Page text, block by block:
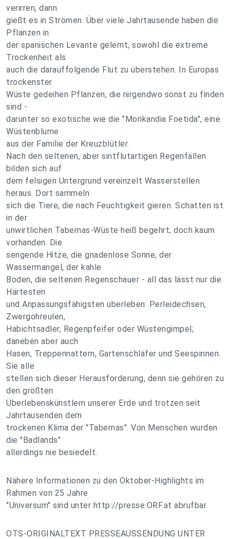
verirren, dann
gießt es in Strömen. Über viele Jahrtausende haben die
Pflanzen in
der spanischen Levante gelernt, sowohl die extreme
Trockenheit als
auch die darauffolgende Flut zu überstehen. In Europas
trockenster
Wüste gedeihen Pflanzen, die nirgendwo sonst zu finden
sind -
darunter so exotische wie die "Morikandia Foetida", eine
Wüstenblume
aus der Familie der Kreuzblütler.
Nach den seltenen, aber sintflutartigen Regenfällen
bilden sich auf
dem felsigen Untergrund vereinzelt Wasserstellen
heraus. Dort sammeln
sich die Tiere, die nach Feuchtigkeit gieren. Schatten ist
in der
unwirtlichen Tabernas-Wüste heiß begehrt, doch kaum
vorhanden. Die
sengende Hitze, die gnadenlose Sonne, der
Wassermangel, der kahle
Boden, die seltenen Regenschauer - all das lässt nur die
Härtesten
und Anpassungsfähigsten überleben: Perleidechsen,
Zwergohreulen,
Habichtsadler, Regenpfeifer oder Wüstengimpel;
daneben aber auch
Hasen, Treppennattern, Gartenschläfer und Seespinnen.
Sie alle
stellen sich dieser Herausforderung, denn sie gehören zu
den größten
Überlebenskünstlern unserer Erde und trotzen seit
Jahrtausenden dem
trockenen Klima der "Tabernas". Von Menschen wurden
die "Badlands"
allerdings nie besiedelt.
Nähere Informationen zu den Oktober-Highlights im
Rahmen von 25 Jahre
"Universum" sind unter http://presse.ORF.at abrufbar.
OTS-ORIGINALTEXT PRESSEAUSSENDUNG UNTER